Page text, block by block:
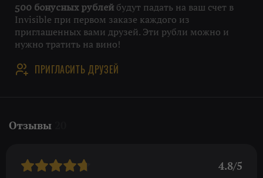
500 бонусных рублей будут падать на ваш счет в
Invisible при первом заказе каждого из
приглашенных вами друзей. Эти рубли можно и
нужно тратить на вино!
ПРИГЛАСИТЬ ДРУЗЕЙ
Отзывы
4.8/5